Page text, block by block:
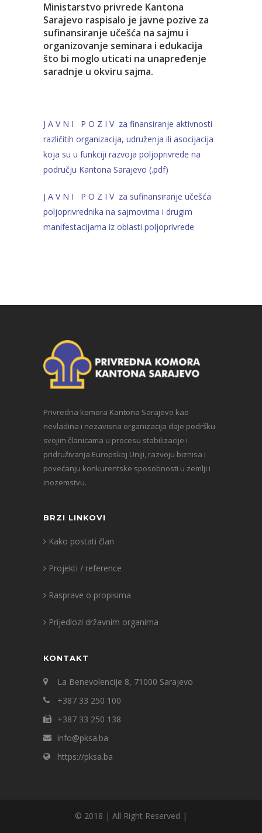
Ministarstvo privrede Kantona
Sarajevo raspisalo je javne pozive za
sufinansiranje učešća na sajmu i
organizovanje seminara i edukacija
što bi moglo uticati na unapređenje
saradnje u okviru sajma.
J A V N I P O Z I V za finansiranje aktivnosti
različitih organizacija, udruženja ili asocijacija
koja su u funkciji razvoja poljoprivrede na
području Kantona Sarajevo (.pdf)
J A V N I P O Z I V za sufinansiranje učešća
poljoprivrednika na sajmovima i drugim
manifestacijama iz oblasti poljoprivrede
Privredna komora Kantona Sarajevo kao
nevladina i nezavisna organizacija daje podršku
svojim članicama u procesu stabilizacije i
pridruživanja Europskoj Uniji, razvoju biznisa i
povećanju konkurentske sposobnosti u zemlji i
inozemstvu.
BRZI LINKOVI
Kako postati član
Projekti / reference
Rasprave o propisima
Prijedlozi državnim organima
KONTAKT
La Benevolencije 8, 71000 Sarajevo
+387 33 250 100
+387 33 250 138
info@pksa.ba
https://pksa.ba
© 2018 | All Right Reserved |